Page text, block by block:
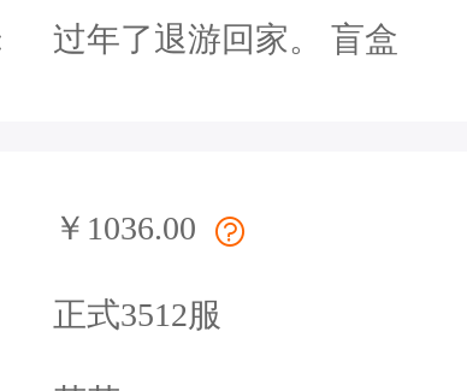
过年了退游回家。 盲盒
￥1036.00
正式3512服